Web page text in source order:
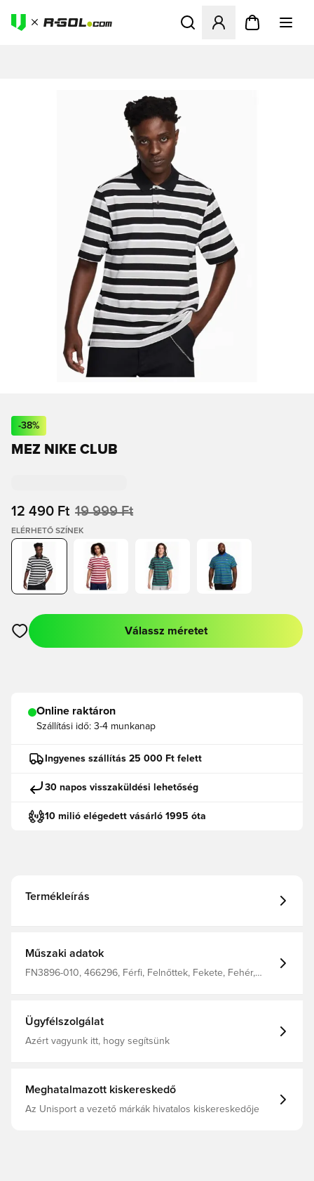
Megnyit egy modált a
-38%
MEZ NIKE CLUB
12 490 Ft 19 999 Ft
ELÉRHETŐ SZÍNEK
Megnyit egy modált a bejelentkezéshez vagy a tagként való
Válassz méretet
Online raktáron
Szállítási idő: 3-4 munkanap
Ingyenes szállítás 25 000 Ft felett
30 napos visszaküldési lehetőség
10 milió elégedett vásárló 1995 óta
Termékleírás
Műszaki adatok
FN3896-010, 466296, Férfi, Felnőttek, Fekete, Fehér,
Ügyfélszolgálat
Azért vagyunk itt, hogy segítsünk
Meghatalmazott kiskereskedő
Az Unisport a vezető márkák hivatalos kiskereskedője